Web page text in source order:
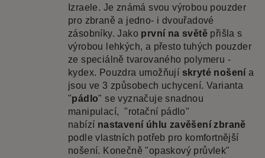
Izraele. Je známá svou výrobou pouzder
pro zbraně a jedno- i dvouřadové
zásobníky. Jako první na světě přišla s
výrobou lehkých, a přesto tuhých pouzder
ze speciálně tvarovaného polymeru -
kydex. Pouzdra umožňují skryté nošení a
jsou ve 3 způsobech uchycení. Varianta
"pádlo" se vyznačuje snadnou
manipulací, "rotační pádlo"
nabízí nastavení úhlu zavěšení zbraně
podle vlastních potřeb pro komfortnější
nošení. Konečně "opaskový průvlek"